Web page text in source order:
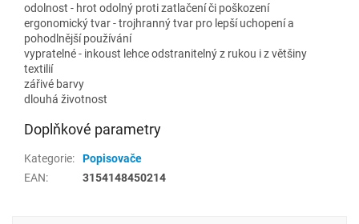
odolnost - hrot odolný proti zatlačení či poškození
ergonomický tvar - trojhranný tvar pro lepší uchopení a
pohodlnější používání
vypratelné - inkoust lehce odstranitelný z rukou i z většiny
textilií
zářivé barvy
dlouhá životnost
Doplňkové parametry
Kategorie:
Popisovače
EAN: 3154148450214